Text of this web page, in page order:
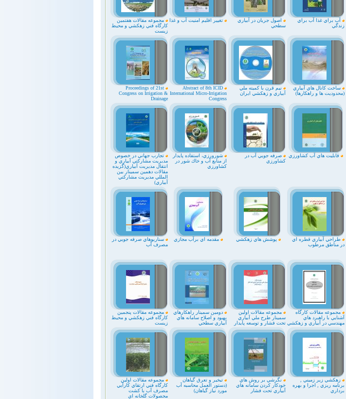
مجموعه مقالات هفتمين
كارگاه فني زهكشي و محيط
زيست
تغيير اقليم امنيت آب و غذا
اصول جريان در آبياري
سطحي
آب براي غذا آب براي
زندگي
Proceedings of 21st
Congress on Irrigation &
Drainage
Abstract of 8th ICID
International Micro-Irrigation
Congress
نيم قرن با كميته ملي
آبياري و زهكشي ايران
ساخت كانال هاي آبياري
(محدوديت ها و راهكارها)
تجارب جهاني در خصوص
مديريت مشاركتي آبياري و
انتقال مديريت آبياري(گزيده
مقالات دهمين سمينار بين
المللي مديريت مشاركتي
آبياري)
شورورزي، استفاده پايدار
از منابع آب و خاك شور در
كشاورزي
صرفه جويي آب در
كشاورزي
قابليت هاي آب كشاورزي
سناريوهاي صرفه جويي در
مصرف آب
مقدمه اي برآب مجازي پوشش هاي زهکشي
طراحي آبياري قطره اي
در مناطق مرطوب
مجموعه مقالات پنجمين
کارگاه فني زهکشي و محيط
زيست
دومين سمينار راهكارهاي
بهبود و اصلاح سامانه هاي
آبياري سطحي
مجموعه مقالات اولين
سمينار طرح ملي آبياري
تحت فشار و توسعه پايدار
مجموعه مقالات كارگاه
آشنايي با راهبرد هاي
مهندسي در آبياري و زهكشي
مجموعه مقالات اولين
كارگاه فني ارتقاي كارآيي
مصرف آب با كشت
محصولات گلخانه اي
تبخير و تعرق گياهان
(دستور العمل محاسبه آب
مورد نياز گياهان)
نگرشي بر روش هاي
خودكار كردن سامانه هاي
آبياري تحت فشار
زهکشي زير زميني ,
برنامه ريزي , اجرا و بهره
برداري